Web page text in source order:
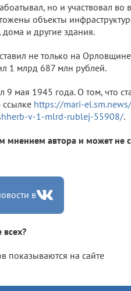
но и участвовал во
объекты
и другие здания.
не только на
1 млрд 687 млн рублей.
мая 1945 года. О том, что
ссылке https://mari-
v-1-mlrd-rublej-55908/.
мнением автора и может не
в
показываются на сайте